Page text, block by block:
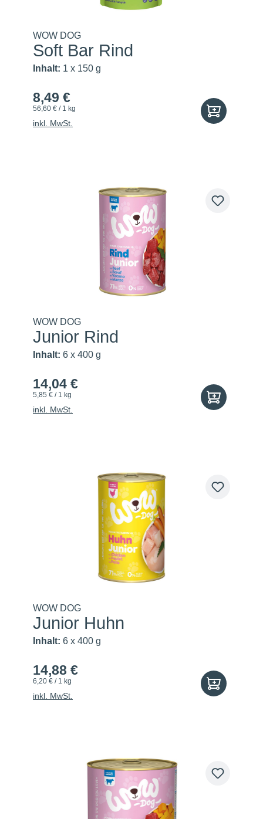
WOW DOG
Soft Bar Rind
Inhalt: 1 x 150 g
8,49 €
56,60 € / 1 kg
inkl. MwSt.
WOW DOG
Junior Rind
Inhalt: 6 x 400 g
14,04 €
5,85 € / 1 kg
inkl. MwSt.
WOW DOG
Junior Huhn
Inhalt: 6 x 400 g
14,88 €
6,20 € / 1 kg
inkl. MwSt.